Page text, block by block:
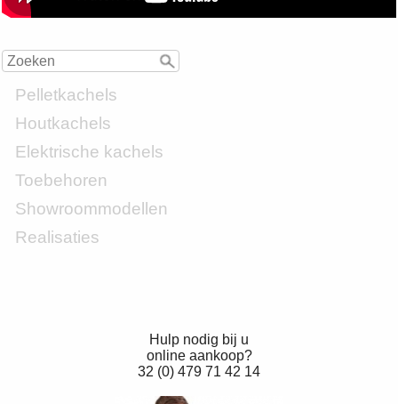
Pelletkachels
Houtkachels
Elektrische kachels
Toebehoren
Showroommodellen
Realisaties
Hulp nodig bij u
online aankoop?
32 (0) 479 71 42 14